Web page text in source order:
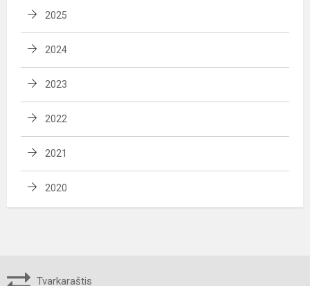
2025
2024
2023
2022
2021
2020
Tvarkaraštis